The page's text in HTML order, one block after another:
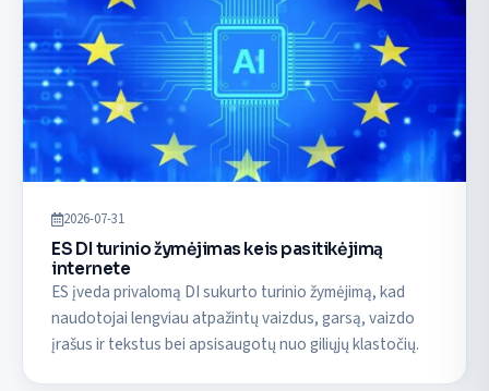
2026-07-31
ES DI turinio žymėjimas keis pasitikėjimą
internete
ES įveda privalomą DI sukurto turinio žymėjimą, kad
naudotojai lengviau atpažintų vaizdus, garsą, vaizdo
įrašus ir tekstus bei apsisaugotų nuo giliųjų klastočių.